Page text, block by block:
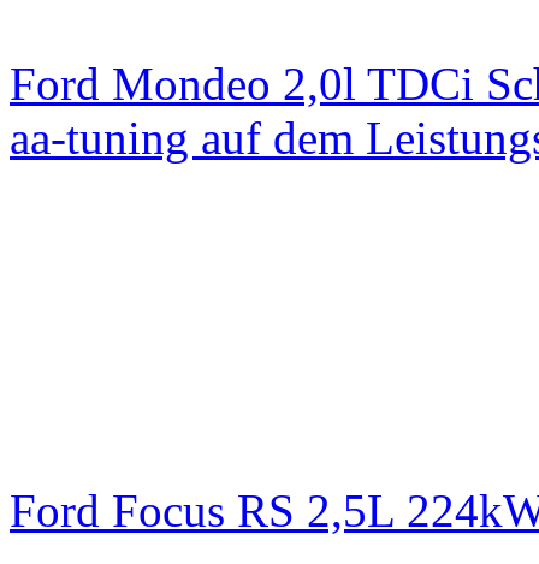
Ford Mondeo 2,0l TDCi
aa-tuning auf dem
Ford Focus RS 2,5L